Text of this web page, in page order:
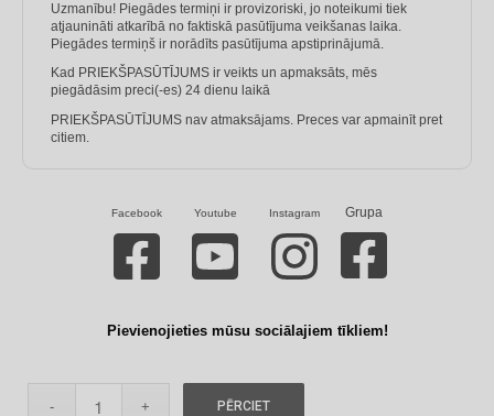
Uzmanību! Piegādes termiņi ir provizoriski, jo noteikumi tiek
atjaunināti atkarībā no faktiskā pasūtījuma veikšanas laika.
Piegādes termiņš ir norādīts pasūtījuma apstiprinājumā.
Kad PRIEKŠPASŪTĪJUMS ir veikts un apmaksāts, mēs
piegādāsim preci(-es) 24 dienu laikā
PRIEKŠPASŪTĪJUMS nav atmaksājams. Preces var apmainīt pret
citiem.
Facebook Youtube Instagram Grupa
Pievienojieties mūsu sociālajiem tīkliem!
PĒRCIET